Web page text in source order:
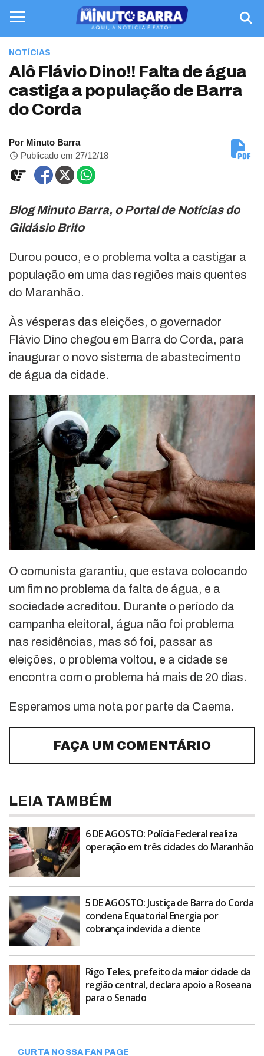
NOTÍCIAS
Alô Flávio Dino!! Falta de água
castiga a população de Barra
do Corda
Por Minuto Barra
Publicado em 27/12/18
Blog Minuto Barra, o Portal de Notícias do
Gildásio Brito
Durou pouco, e o problema volta a castigar a
população em uma das regiões mais quentes
do Maranhão.
Às vésperas das eleições, o governador
Flávio Dino chegou em Barra do Corda, para
inaugurar o novo sistema de abastecimento
de água da cidade.
O comunista garantiu, que estava colocando
um fim no problema da falta de água, e a
sociedade acreditou. Durante o período da
campanha eleitoral, água não foi problema
nas residências, mas só foi, passar as
eleições, o problema voltou, e a cidade se
encontra com o problema há mais de 20 dias.
Esperamos uma nota por parte da Caema.
FAÇA UM COMENTÁRIO
LEIA TAMBÉM
6 DE AGOSTO: Polícia Federal realiza
operação em três cidades do Maranhão
5 DE AGOSTO: Justiça de Barra do Corda
condena Equatorial Energia por
cobrança indevida a cliente
Rigo Teles, prefeito da maior cidade da
região central, declara apoio a Roseana
para o Senado
CURTA NOSSA FAN PAGE